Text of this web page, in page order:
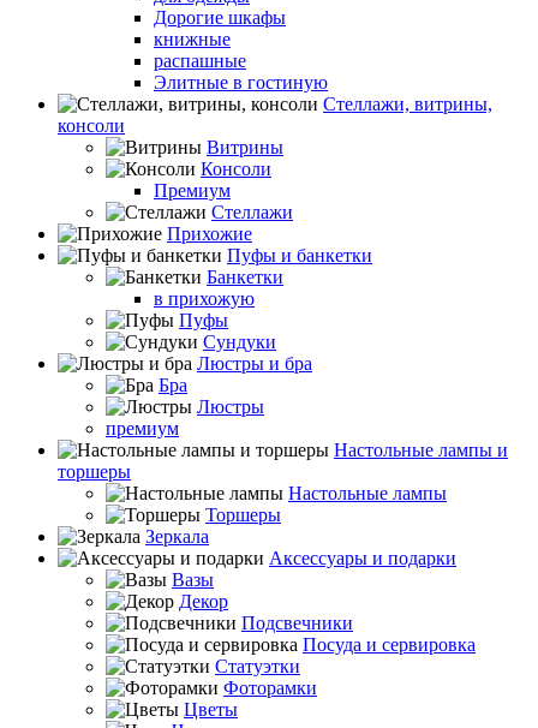
Дорогие шкафы
книжные
распашные
Элитные в гостиную
Стеллажи, витрины,
консоли
Витрины
Консоли
Премиум
Стеллажи
Прихожие
Пуфы и банкетки
Банкетки
в прихожую
Пуфы
Сундуки
Люстры и бра
Бра
Люстры
премиум
Настольные лампы и
торшеры
Настольные лампы
Торшеры
Зеркала
Аксессуары и подарки
Вазы
Декор
Подсвечники
Посуда и сервировка
Статуэтки
Фоторамки
Цветы